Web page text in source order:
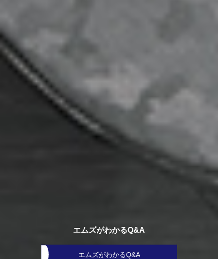
エムズがわかるQ&A
エムズがわかるQ&A